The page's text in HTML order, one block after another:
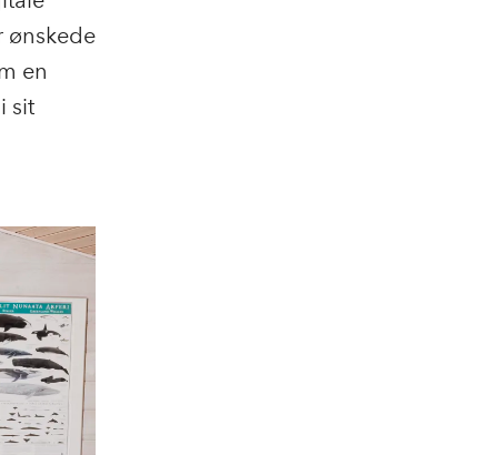
ønskede
en
sit